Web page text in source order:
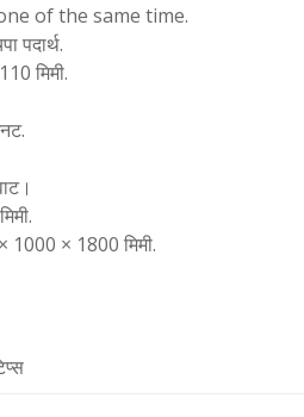
of the same time.
पदार्थ.
मिमी.
× 1800 मिमी.